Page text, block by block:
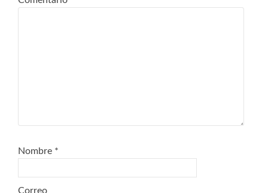
Nombre *
Correo